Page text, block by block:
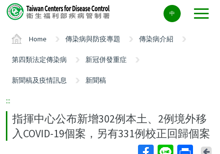
Center
block
中
Home 傳染病與防疫專題 傳染病介紹
第四類法定傳染病 新冠併發重症
新聞稿及疫情訊息 新聞稿
:::
指揮中心公布新增302例本土、2例境外移
入COVID-19個案，另有331例校正回歸個案